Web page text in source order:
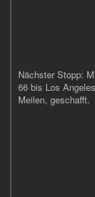
Nächster Stopp:
66 bis Los
Meilen, geschafft.